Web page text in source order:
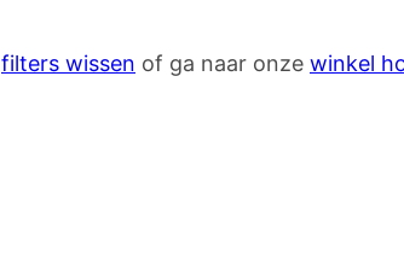
filters wissen of ga naar onze winkel